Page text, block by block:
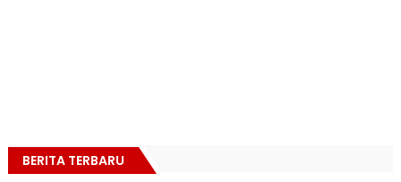
BERITA TERBARU